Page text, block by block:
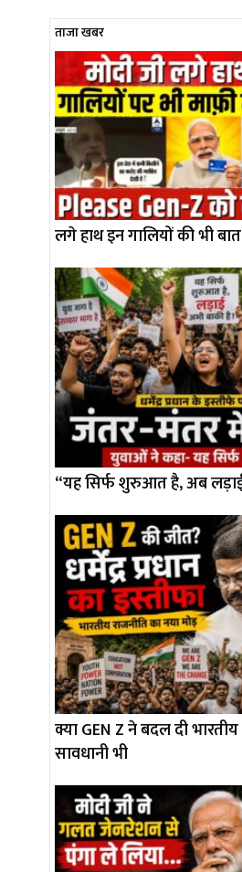
ताजा खबर
लगे हाथ इन गालियों की भी
“यह सिर्फ शुरुआत है, अब
क्या GEN Z ने बदल दी भारतीय
सावधानी भी